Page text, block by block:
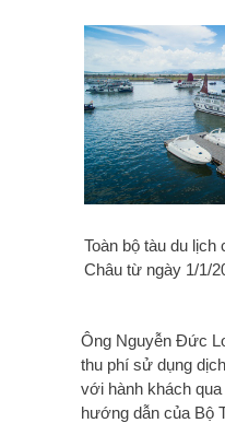
Toàn bộ tàu du lịch
Châu từ ngày 1/1/
Ông Nguyễn Đức
thu phí sử dụng
với hành khách
hướng dẫn của Bộ